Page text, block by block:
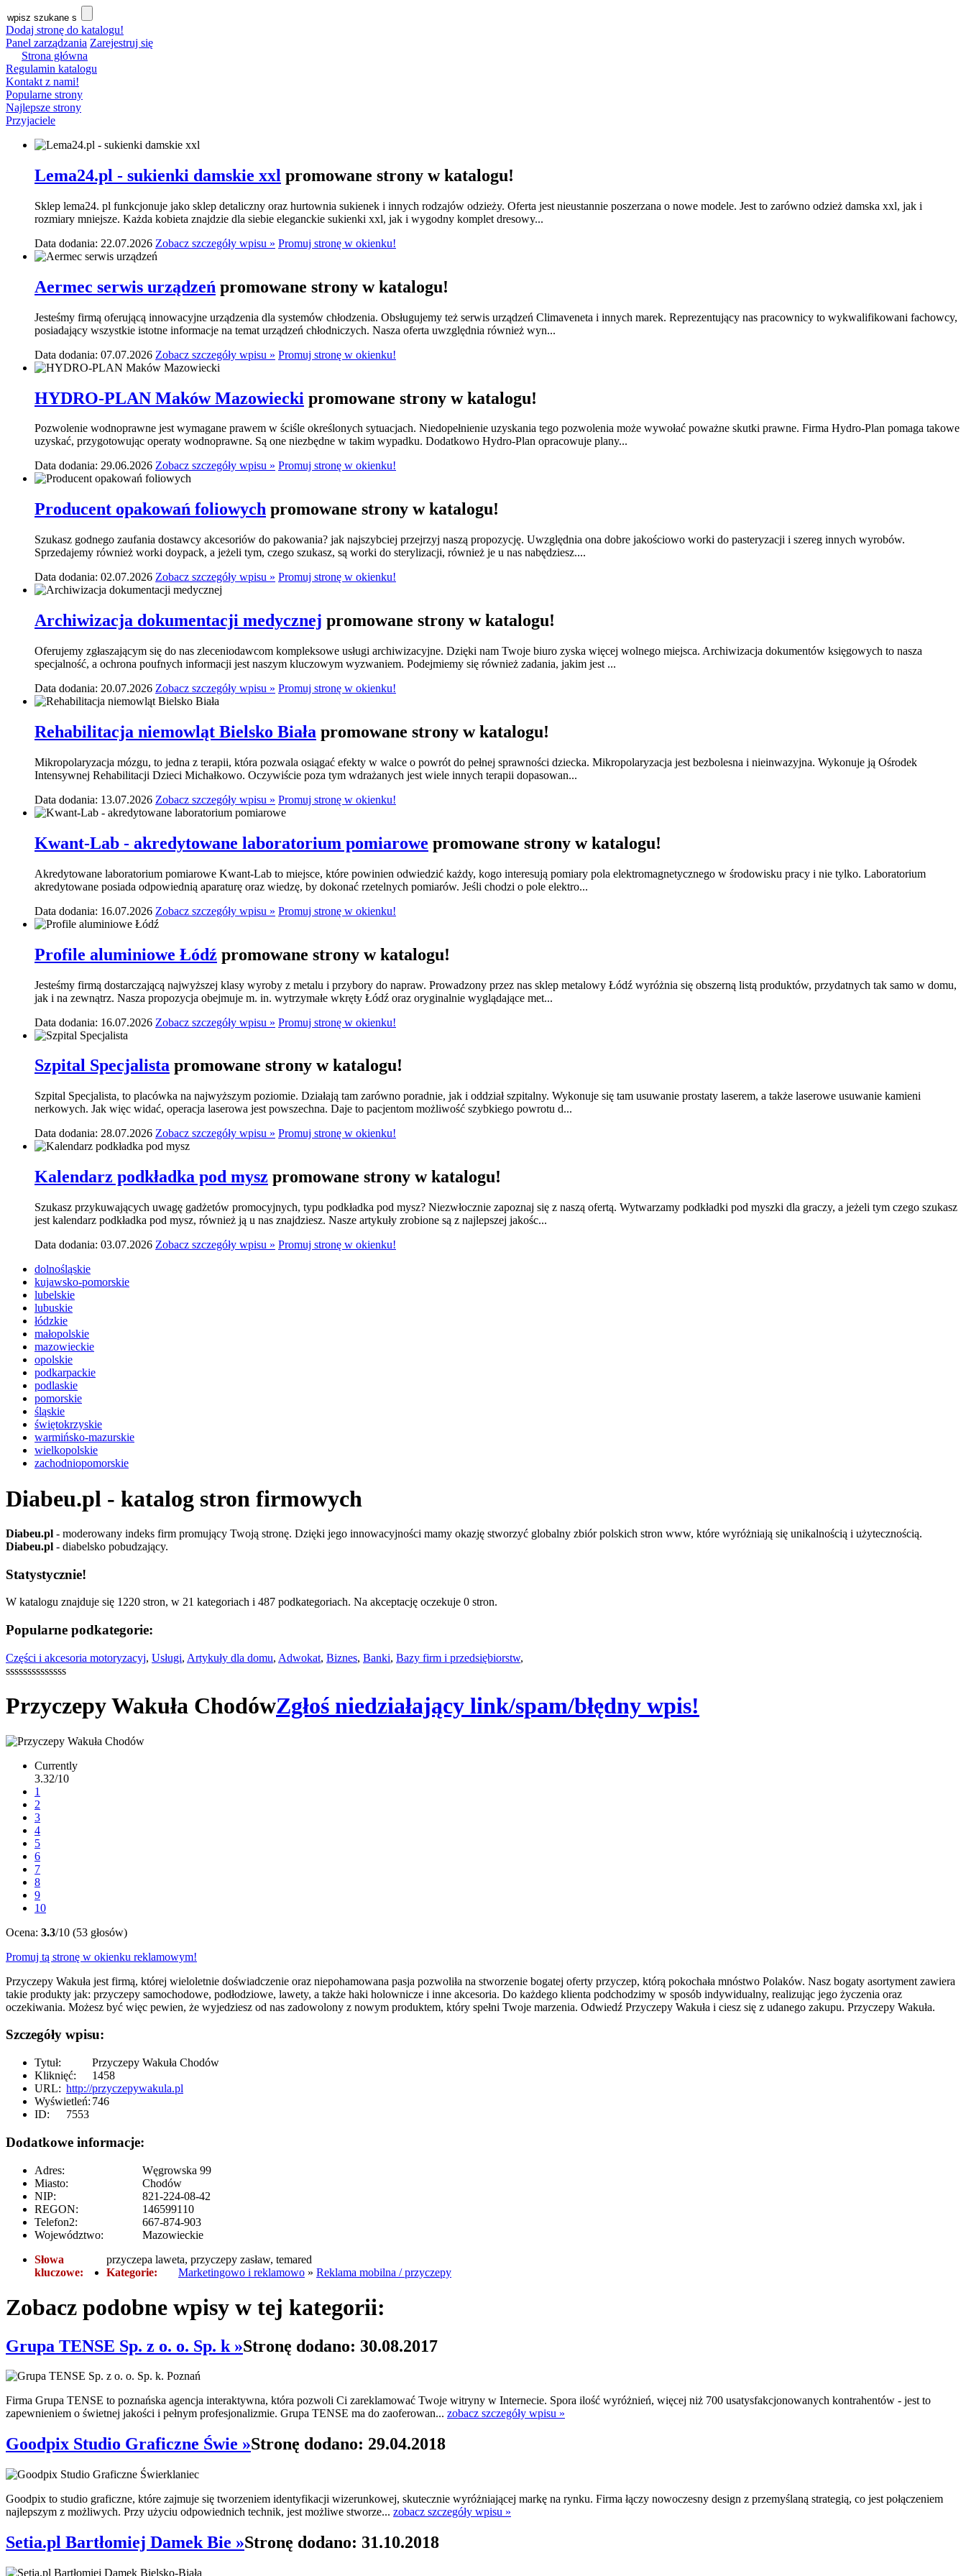
Dodaj stronę do katalogu!
Panel zarządzania Zarejestruj się
Strona główna
Regulamin katalogu
Kontakt z nami!
Popularne strony
Najlepsze strony
Przyjaciele
Lema24.pl - sukienki damskie xxl promowane strony w katalogu!
Sklep lema24. pl funkcjonuje jako sklep detaliczny oraz hurtownia sukienek i innych rodzajów odzieży. Oferta jest nieustannie poszerzana o nowe modele. Jest to zarówno odzież damska xxl, jak i
rozmiary mniejsze. Każda kobieta znajdzie dla siebie eleganckie sukienki xxl, jak i wygodny komplet dresowy...
Data dodania: 22.07.2026 Zobacz szczegóły wpisu » Promuj stronę w okienku!
Aermec serwis urządzeń promowane strony w katalogu!
Jesteśmy firmą oferującą innowacyjne urządzenia dla systemów chłodzenia. Obsługujemy też serwis urządzeń Climaveneta i innych marek. Reprezentujący nas pracownicy to wykwalifikowani fachowcy,
posiadający wszystkie istotne informacje na temat urządzeń chłodniczych. Nasza oferta uwzględnia również wyn...
Data dodania: 07.07.2026 Zobacz szczegóły wpisu » Promuj stronę w okienku!
HYDRO-PLAN Maków Mazowiecki promowane strony w katalogu!
Pozwolenie wodnoprawne jest wymagane prawem w ściśle określonych sytuacjach. Niedopełnienie uzyskania tego pozwolenia może wywołać poważne skutki prawne. Firma Hydro-Plan pomaga takowe
uzyskać, przygotowując operaty wodnoprawne. Są one niezbędne w takim wypadku. Dodatkowo Hydro-Plan opracowuje plany...
Data dodania: 29.06.2026 Zobacz szczegóły wpisu » Promuj stronę w okienku!
Producent opakowań foliowych promowane strony w katalogu!
Szukasz godnego zaufania dostawcy akcesoriów do pakowania? jak najszybciej przejrzyj naszą propozycję. Uwzględnia ona dobre jakościowo worki do pasteryzacji i szereg innych wyrobów.
Sprzedajemy również worki doypack, a jeżeli tym, czego szukasz, są worki do sterylizacji, również je u nas nabędziesz....
Data dodania: 02.07.2026 Zobacz szczegóły wpisu » Promuj stronę w okienku!
Archiwizacja dokumentacji medycznej promowane strony w katalogu!
Oferujemy zgłaszającym się do nas zleceniodawcom kompleksowe usługi archiwizacyjne. Dzięki nam Twoje biuro zyska więcej wolnego miejsca. Archiwizacja dokumentów księgowych to nasza
specjalność, a ochrona poufnych informacji jest naszym kluczowym wyzwaniem. Podejmiemy się również zadania, jakim jest ...
Data dodania: 20.07.2026 Zobacz szczegóły wpisu » Promuj stronę w okienku!
Rehabilitacja niemowląt Bielsko Biała promowane strony w katalogu!
Mikropolaryzacja mózgu, to jedna z terapii, która pozwala osiągać efekty w walce o powrót do pełnej sprawności dziecka. Mikropolaryzacja jest bezbolesna i nieinwazyjna. Wykonuje ją Ośrodek
Intensywnej Rehabilitacji Dzieci Michałkowo. Oczywiście poza tym wdrażanych jest wiele innych terapii dopasowan...
Data dodania: 13.07.2026 Zobacz szczegóły wpisu » Promuj stronę w okienku!
Kwant-Lab - akredytowane laboratorium pomiarowe promowane strony w katalogu!
Akredytowane laboratorium pomiarowe Kwant-Lab to miejsce, które powinien odwiedzić każdy, kogo interesują pomiary pola elektromagnetycznego w środowisku pracy i nie tylko. Laboratorium
akredytowane posiada odpowiednią aparaturę oraz wiedzę, by dokonać rzetelnych pomiarów. Jeśli chodzi o pole elektro...
Data dodania: 16.07.2026 Zobacz szczegóły wpisu » Promuj stronę w okienku!
Profile aluminiowe Łódź promowane strony w katalogu!
Jesteśmy firmą dostarczającą najwyższej klasy wyroby z metalu i przybory do napraw. Prowadzony przez nas sklep metalowy Łódź wyróżnia się obszerną listą produktów, przydatnych tak samo w domu,
jak i na zewnątrz. Nasza propozycja obejmuje m. in. wytrzymałe wkręty Łódź oraz oryginalnie wyglądające met...
Data dodania: 16.07.2026 Zobacz szczegóły wpisu » Promuj stronę w okienku!
Szpital Specjalista promowane strony w katalogu!
Szpital Specjalista, to placówka na najwyższym poziomie. Działają tam zarówno poradnie, jak i oddział szpitalny. Wykonuje się tam usuwanie prostaty laserem, a także laserowe usuwanie kamieni
nerkowych. Jak więc widać, operacja laserowa jest powszechna. Daje to pacjentom możliwość szybkiego powrotu d...
Data dodania: 28.07.2026 Zobacz szczegóły wpisu » Promuj stronę w okienku!
Kalendarz podkładka pod mysz promowane strony w katalogu!
Szukasz przykuwających uwagę gadżetów promocyjnych, typu podkładka pod mysz? Niezwłocznie zapoznaj się z naszą ofertą. Wytwarzamy podkładki pod myszki dla graczy, a jeżeli tym czego szukasz
jest kalendarz podkładka pod mysz, również ją u nas znajdziesz. Nasze artykuły zrobione są z najlepszej jakośc...
Data dodania: 03.07.2026 Zobacz szczegóły wpisu » Promuj stronę w okienku!
dolnośląskie
kujawsko-pomorskie
lubelskie
lubuskie
łódzkie
małopolskie
mazowieckie
opolskie
podkarpackie
podlaskie
pomorskie
śląskie
świętokrzyskie
warmińsko-mazurskie
wielkopolskie
zachodniopomorskie
Diabeu.pl - katalog stron firmowych
Diabeu.pl - moderowany indeks firm promujący Twoją stronę. Dzięki jego innowacyjności mamy okazję stworzyć globalny zbiór polskich stron www, które wyróżniają się unikalnością i użytecznością.
Diabeu.pl - diabelsko pobudzający.
Statystycznie!
W katalogu znajduje się 1220 stron, w 21 kategoriach i 487 podkategoriach. Na akceptację oczekuje 0 stron.
Popularne podkategorie:
Części i akcesoria motoryzacyj, Usługi, Artykuły dla domu, Adwokat, Biznes, Banki, Bazy firm i przedsiębiorstw,
ssssssssssssss
Przyczepy Wakuła ChodówZgłoś niedziałający link/spam/błędny wpis!
Currently
3.32/10
1
2
3
4
5
6
7
8
9
10
Ocena: 3.3/10 (53 głosów)
Promuj tą stronę w okienku reklamowym!
Przyczepy Wakuła jest firmą, której wieloletnie doświadczenie oraz niepohamowana pasja pozwoliła na stworzenie bogatej oferty przyczep, którą pokochała mnóstwo Polaków. Nasz bogaty asortyment zawiera
takie produkty jak: przyczepy samochodowe, podłodziowe, lawety, a także haki holownicze i inne akcesoria. Do każdego klienta podchodzimy w sposób indywidualny, realizując jego życzenia oraz
oczekiwania. Możesz być więc pewien, że wyjedziesz od nas zadowolony z nowym produktem, który spełni Twoje marzenia. Odwiedź Przyczepy Wakuła i ciesz się z udanego zakupu. Przyczepy Wakuła.
Szczegóły wpisu:
Tytuł:
Przyczepy Wakuła Chodów
Kliknięć:
1458
URL: http://przyczepywakula.pl
Wyświetleń: 746
ID:
7553
Dodatkowe informacje:
Adres:
Węgrowska 99
Miasto:
Chodów
NIP:
821-224-08-42
REGON:
146599110
Telefon2:
667-874-903
Województwo:
Mazowieckie
Słowa
kluczowe:
przyczepa laweta, przyczepy zasław, temared
Kategorie:
Marketingowo i reklamowo » Reklama mobilna / przyczepy
Zobacz podobne wpisy w tej kategorii:
Grupa TENSE Sp. z o. o. Sp. k »Stronę dodano: 30.08.2017
Firma Grupa TENSE to poznańska agencja interaktywna, która pozwoli Ci zareklamować Twoje witryny w Internecie. Spora ilość wyróżnień, więcej niż 700 usatysfakcjonowanych kontrahentów - jest to
zapewnieniem o świetnej jakości i pełnym profesjonalizmie. Grupa TENSE ma do zaoferowan... zobacz szczegóły wpisu »
Goodpix Studio Graficzne Świe »Stronę dodano: 29.04.2018
Goodpix to studio graficzne, które zajmuje się tworzeniem identyfikacji wizerunkowej, skutecznie wyróżniającej markę na rynku. Firma łączy nowoczesny design z przemyślaną strategią, co jest połączeniem
najlepszym z możliwych. Przy użyciu odpowiednich technik, jest możliwe stworze... zobacz szczegóły wpisu »
Setia.pl Bartłomiej Damek Bie »Stronę dodano: 31.10.2018